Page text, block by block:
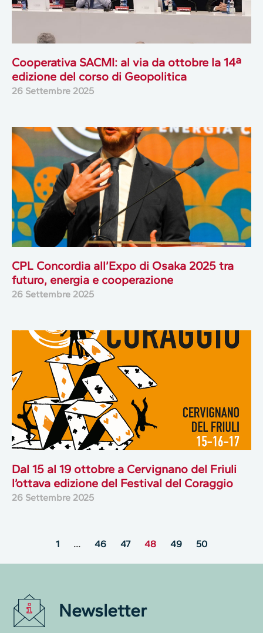
Cooperativa SACMI: al via da ottobre la 14ª
edizione del corso di Geopolitica
26 Settembre 2025
CPL Concordia all’Expo di Osaka 2025 tra
futuro, energia e cooperazione
26 Settembre 2025
Dal 15 al 19 ottobre a Cervignano del Friuli
l’ottava edizione del Festival del Coraggio
26 Settembre 2025
1 … 46 47 48 49 50
Newsletter